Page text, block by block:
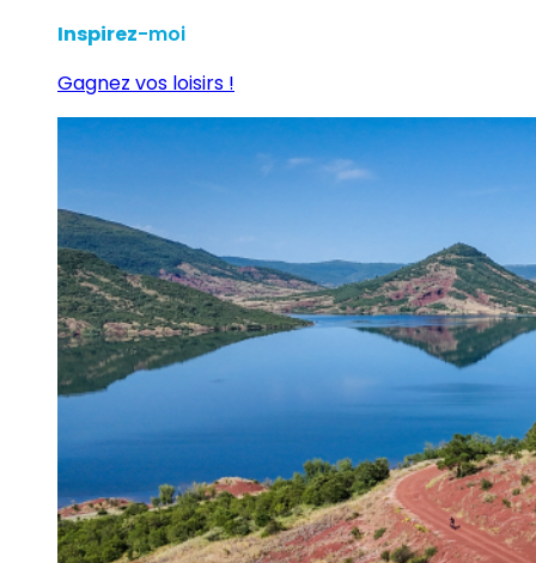
Inspirez-moi
Gagnez vos loisirs !